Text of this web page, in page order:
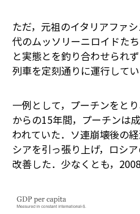
ただ，元祖のイタリアファ
代のムッソリーニロイドた
と実態とを釣り合わせられ
列車を定刻通りに運行してい
一例として，プーチンをと
からの15年間，プーチンは
われていた．ソ連崩壊後の
シアを引っ張り上げ，ロシ
改善した．少なくとも，